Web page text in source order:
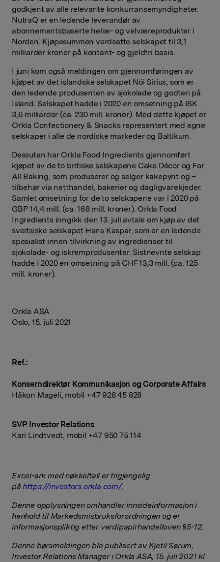
godkjent av alle relevante konkurransemyndigheter.
NutraQ er en ledende leverandør av
abonnementsbaserte helse- og velværeprodukter i
Norden. Kjøpesummen verdsatte selskapet til 3,1
milliarder kroner på kontant- og gjeldfri basis.
I juni kom også meldingen om gjennomføringen av
kjøpet av det islandske selskapet Nói Siríus, som er
den ledende produsenten av sjokolade og godteri på
Island. Selskapet hadde i 2020 en omsetning på ISK
3,6 milliarder (ca. 230 mill. kroner). Med dette kjøpet er
Orkla Confectionery & Snacks representert med egne
selskaper i alle de nordiske markeder og Baltikum.
Dessuten har Orkla Food Ingredients gjennomført
kjøpet av de to britiske selskapene Cake Décor og For
All Baking, som produserer og selger kakepynt og –
tilbehør via netthandel, bakerier og dagligvarekjeder.
Samlet omsetning for de to selskapene var i 2020 på
GBP 14,4 mill. (ca. 168 mill. kroner). Orkla Food
Ingredients inngikk den 13. juli avtale om kjøp av det
sveitsiske selskapet Hans Kaspar, som er en ledende
spesialist innen tilvirkning av ingredienser til
sjokolade- og iskremprodusenter. Sistnevnte selskap
hadde i 2020 en omsetning på CHF 13,3 mill. (ca. 125
mill. kroner).
Orkla ASA
Oslo, 15. juli 2021
Ref.:
Konserndirektør Kommunikasjon og Corporate Affairs
Håkon Mageli, mobil +47 928 45 828
SVP Investor Relations
Kari Lindtvedt, mobil +47 950 75 114
Excel-ark med nøkkeltall er tilgjengelig
påhttps://investors.orkla.com/.
Denne opplysningen omhandler innsideinformasjon i
henhold til Markedsmisbruksforordningen og er
informasjonspliktig etter verdipapirhandelloven §5-12.
Denne børsmeldingen ble publisert av Kjetil Sørum,
Investor Relations Manager i Orkla ASA, 15. juli 2021 kl